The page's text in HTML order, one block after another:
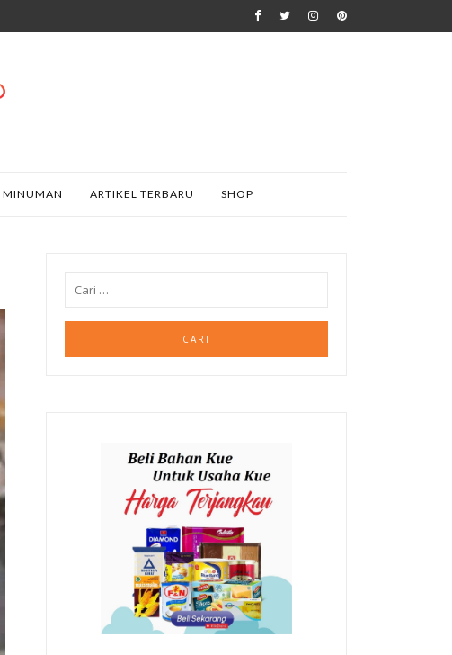
MINUMAN ARTIKEL TERBARU SHOP